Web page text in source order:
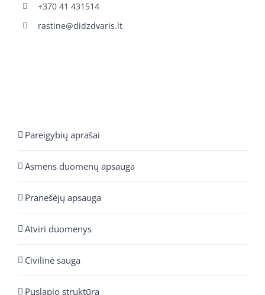
+370 41 431514
rastine@didzdvaris.lt
Pareigybių aprašai
Asmens duomenų apsauga
Pranešėjų apsauga
Atviri duomenys
Civilinė sauga
Puslapio struktūra